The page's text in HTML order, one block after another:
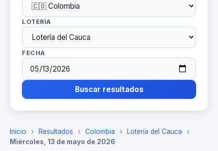
LOTERÍA
FECHA
Buscar resultados
Inicio › Resultados › Colombia › Lotería del Cauca
›
Miércoles, 13 de mayo de 2026